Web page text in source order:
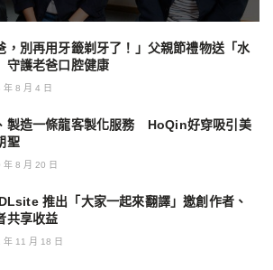
，別再用牙籤剃牙了！」父親節禮物送「水
守護老爸口腔健康
年 8 月 4 日
製造一條龍客製化服務 HoQin好穿吸引美
聖
年 8 月 20 日
推出「大家一起來翻譯」邀創作者、
共享收益
年 11 月 18 日